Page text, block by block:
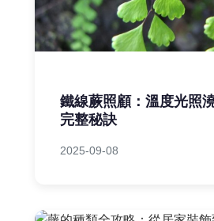
鐵線蕨照顧：溫度光照
完整秘訣
2025-09-08